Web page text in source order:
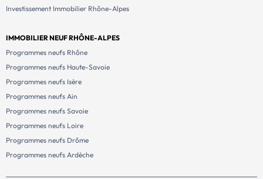
Investissement Immobilier Rhône-Alpes
IMMOBILIER NEUF RHÔNE-ALPES
Programmes neufs Rhône
Programmes neufs Haute-Savoie
Programmes neufs Isère
Programmes neufs Ain
Programmes neufs Savoie
Programmes neufs Loire
Programmes neufs Drôme
Programmes neufs Ardèche